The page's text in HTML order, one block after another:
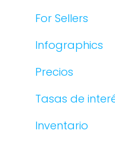
For Sellers
Infographics
Precios
Tasas de
Inventario